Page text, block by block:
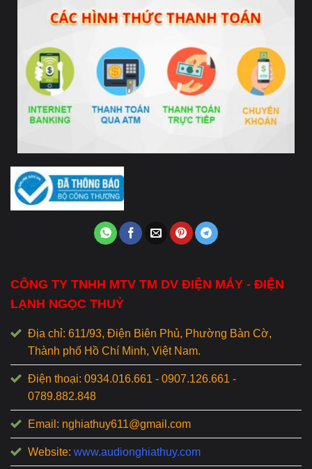
CÔNG TY TNHH MTV TM DV ĐIỆN MÁY - ĐIỆN
LẠNH NGỌC THUỶ
Địa chỉ: 611/93, Điện Biên Phủ, Phường Bàn Cờ,
Thành phố Hồ Chí Minh, Việt Nam.
Điện thoại: 0934.016.661 - 0907.126.661 -
0789.882.848
Email: nghiathuy611@gmail.com
Website: www.audionghiathuy.com